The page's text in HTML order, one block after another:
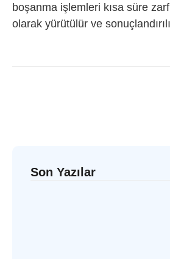
boşanma işlemleri kısa süre
olarak yürütülür ve
Son Yazılar